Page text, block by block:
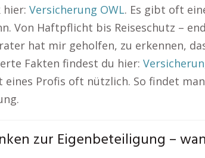
hier: Versicherung OWL. Es gibt oft
Von Haftpflicht bis Reiseschutz –
hat mir geholfen, zu erkennen,
Fakten findest du hier:
eines Profis oft nützlich. So findet
zur Eigenbeteiligung –